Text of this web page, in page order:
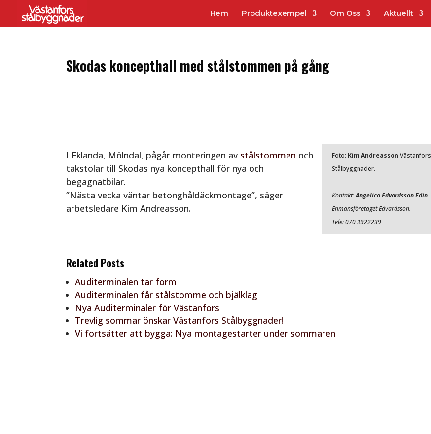
Hem Produktexempel Om Oss Aktuellt
Skodas koncepthall med stålstommen på gång
I Eklanda, Mölndal, pågår monteringen av stålstommen och
takstolar till Skodas nya koncepthall för nya och
begagnatbilar.
”Nästa vecka väntar betonghåldäckmontage”, säger
arbetsledare Kim Andreasson.
Foto: Kim AndreassonVästanfors
Stålbyggnader.
Kontakt:Angelica Edvardsson Edin
Enmansföretaget Edvardsson.
Tele: 070 3922239
Related Posts
Auditerminalen tar form
Auditerminalen får stålstomme och bjälklag
Nya Auditerminaler för Västanfors
Trevlig sommar önskar Västanfors Stålbyggnader!
Vi fortsätter att bygga: Nya montagestarter under sommaren